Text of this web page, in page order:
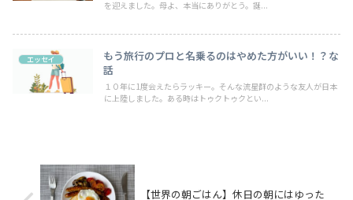
を迎えました。母よ、本当にありがとう。誕...
エッセイ
もう旅行のプロと名乗るのはやめた方がいい！？な
話
１０年に1度会えたらラッキー。そんな流星群のような友人が日本
に上陸しました。ある時はトゥクトゥクとい...
【世界の朝ごはん】休日の朝にはゆった